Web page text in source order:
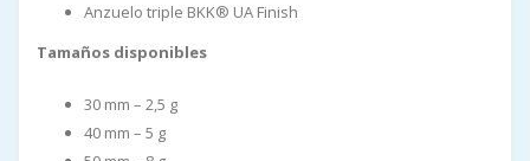
Anzuelo triple BKK® UA Finish
Tamaños disponibles
30 mm – 2,5 g
40 mm – 5 g